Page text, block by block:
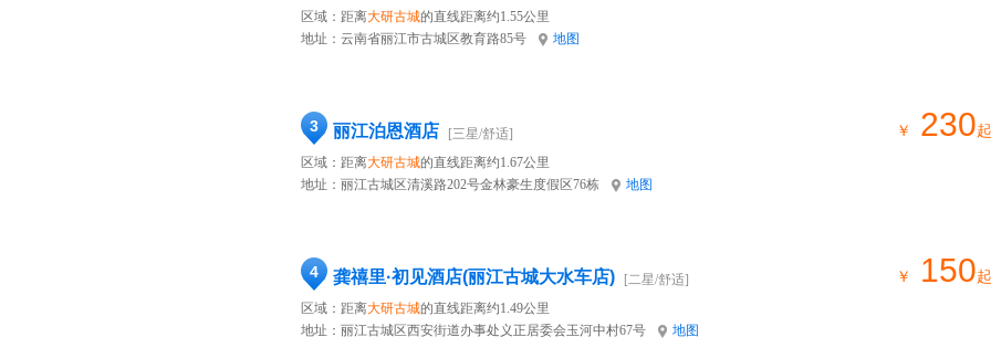
区域：距离大研古城的直线距离约1.55公里
地址： 云南省丽江市古城区教育路85号 地图
3 丽江泊恩酒店
[三星/舒适]
区域：距离大研古城的直线距离约1.67公里
地址： 丽江古城区清溪路202号金林豪生度假区76栋 地图
￥ 230起
4 龚禧里·初见酒店(丽江古城大水车店)
[二星/舒适]
区域：距离大研古城的直线距离约1.49公里
地址： 丽江古城区西安街道办事处义正居委会玉河中村67号 地图
￥ 150起